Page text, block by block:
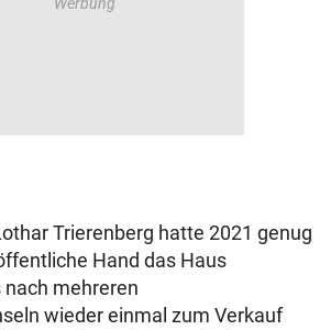
Trierenberg hatte 2021 genug
Hand das Haus
mehreren
wieder einmal zum Verkauf